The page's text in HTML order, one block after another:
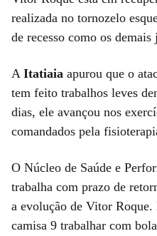
realizada no tornozelo
de recesso como os demais
A Itatiaia apurou que o
tem feito trabalhos leves
dias, ele avançou nos
comandados pela
O Núcleo de Saúde e
trabalha com prazo de
a evolução de Vitor
camisa 9 trabalhar com